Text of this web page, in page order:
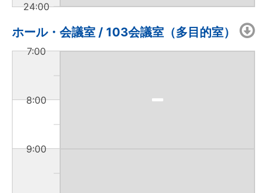
24:00
ホール・会議室 / 103会議室（多目的室）
7:00
8:00
9:00